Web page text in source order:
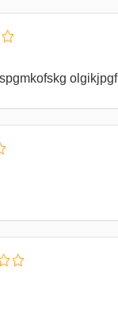
olgikjpgf